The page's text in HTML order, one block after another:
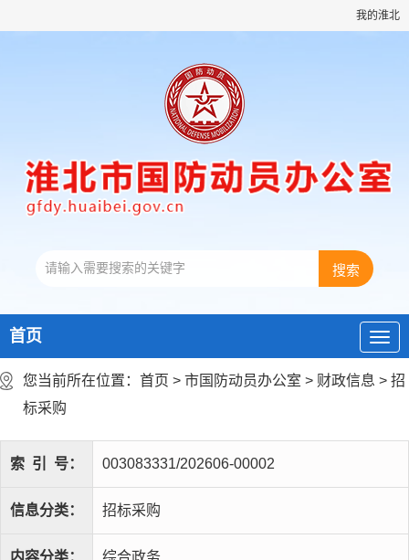
我的淮北
首页
您当前所在位置： 首页 > 市国防动员办公室 > 财政信息 > 招
标采购
索 引 号： 003083331/202606-00002
信息分类： 招标采购
内容分类： 综合政务